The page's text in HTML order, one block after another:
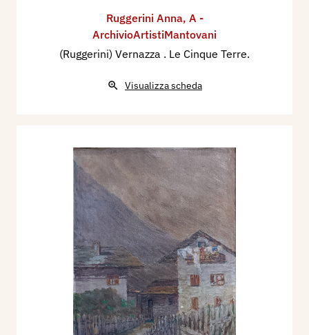
Ruggerini Anna, A -
ArchivioArtistiMantovani
(Ruggerini) Vernazza . Le Cinque Terre.
Visualizza scheda